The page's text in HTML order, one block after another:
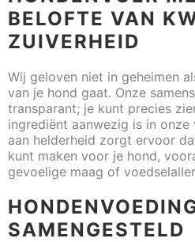
BELOFTE VAN
ZUIVERHEID
Wij geloven niet in geheimen
van je hond gaat. Onze
transparant; je kunt precies
ingrediënt aanwezig is in
aan helderheid zorgt ervoor
kunt maken voor je hond,
gevoelige maag of
SAMENGESTELD